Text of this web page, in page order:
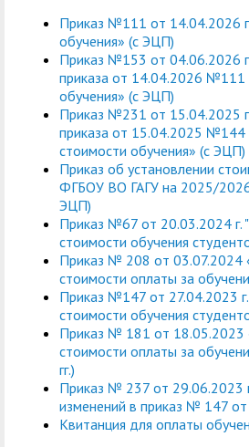
Приказ №111 от 14.04.2026
обучения» (с ЭЦП)
Приказ №153 от 04.06.2026
приказа от 14.04.2026 №111
обучения» (с ЭЦП)
Приказ №231 от 15.04.2025
приказа от 15.04.2025 №144
стоимости обучения» (с ЭЦП)
Приказ об установлении
ФГБОУ ВО ГАГУ на 2025/
ЭЦП)
Приказ №67 от 20.03.2024 г.
стоимости обучения
Приказ № 208 от 03.07.2024
стоимости оплаты за
Приказ №147 от 27.04.2023
стоимости обучения
Приказ № 181 от 18.05.2023
стоимости оплаты за
гг.)
Приказ № 237 от 29.06.2023
изменений в приказ № 147
Квитанция для оплаты